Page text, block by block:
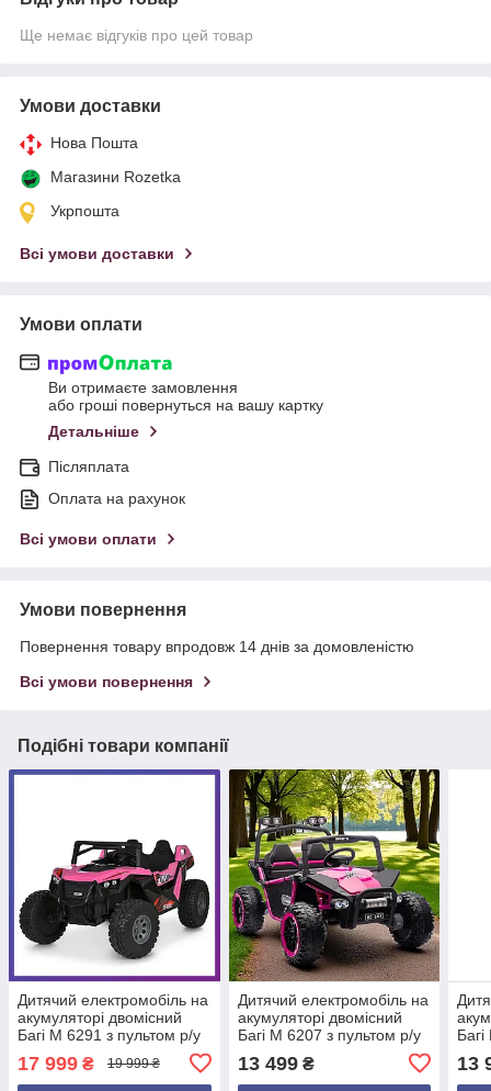
Ще немає відгуків про цей товар
Умови доставки
Нова Пошта
Магазини Rozetka
Укрпошта
Всі умови доставки
Умови оплати
Ви отримаєте замовлення
або гроші повернуться на вашу картку
Детальніше
Післяплата
Оплата на рахунок
Всі умови оплати
Умови повернення
Повернення товару впродовж 14 днів за домовленістю
Всі умови повернення
Подібні товари компанії
Дитячий електромобіль на
акумуляторі двомісний
Багі M 6291 з пультом р/у
Рожевий
17 999 ₴ 19 999 ₴
Дитячий електромобіль на
акумуляторі двомісний
Багі M 6207 з пультом р/у
Рожевий
13 499₴ 13